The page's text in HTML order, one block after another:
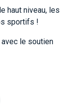
haut niveau, les
sportifs !
le soutien